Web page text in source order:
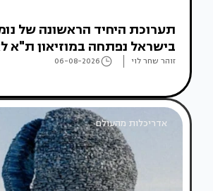
תערוכת היחיד הראשונה של
בישראל נפתחה במוזיאון ת"א
זוהר שחר לוי 06-08-2026
אדריכלות מהעולם